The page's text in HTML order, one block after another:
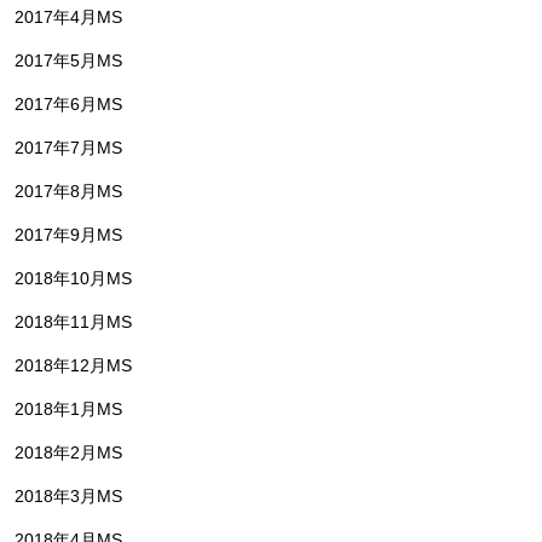
2017年4月MS
2017年5月MS
2017年6月MS
2017年7月MS
2017年8月MS
2017年9月MS
2018年10月MS
2018年11月MS
2018年12月MS
2018年1月MS
2018年2月MS
2018年3月MS